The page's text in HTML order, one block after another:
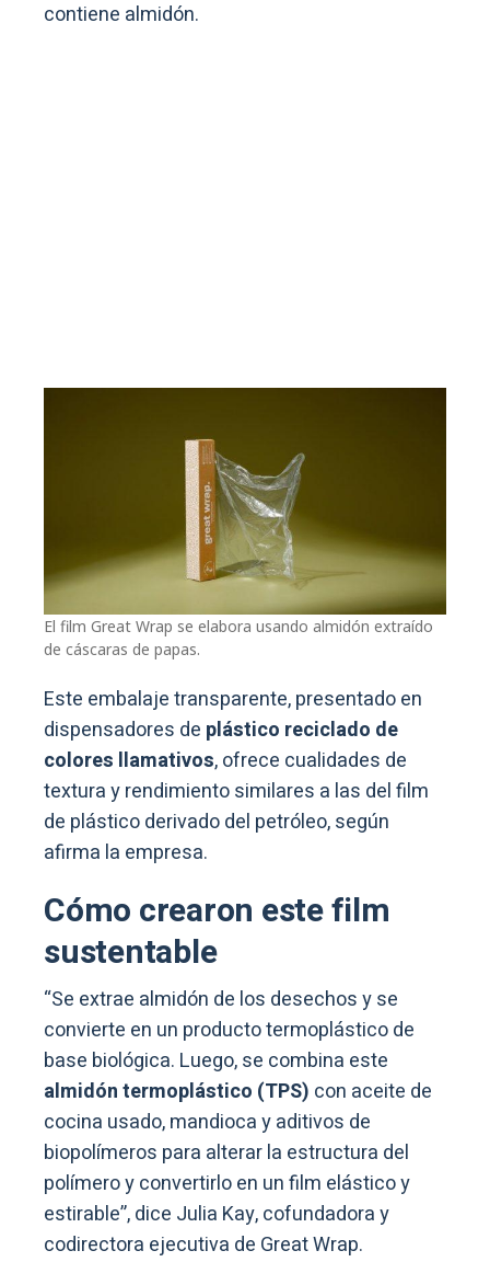
contiene almidón.
El film Great Wrap se elabora usando almidón extraído
de cáscaras de papas.
Este embalaje transparente, presentado en
dispensadores de plástico reciclado de
colores llamativos, ofrece cualidades de
textura y rendimiento similares a las del film
de plástico derivado del petróleo, según
afirma la empresa.
Cómo crearon este film
sustentable
“Se extrae almidón de los desechos y se
convierte en un producto termoplástico de
base biológica. Luego, se combina este
almidón termoplástico (TPS) con aceite de
cocina usado, mandioca y aditivos de
biopolímeros para alterar la estructura del
polímero y convertirlo en un film elástico y
estirable”, dice Julia Kay, cofundadora y
codirectora ejecutiva de Great Wrap.